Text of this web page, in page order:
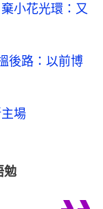
小花光環：又
後路：以前博
場
勉